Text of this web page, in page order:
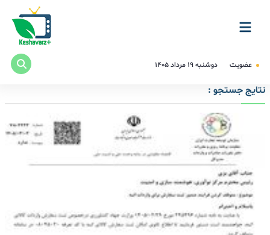
عضویت دوشنبه ۱۹ مرداد ۱۴۰۵
نتایج جستجو :